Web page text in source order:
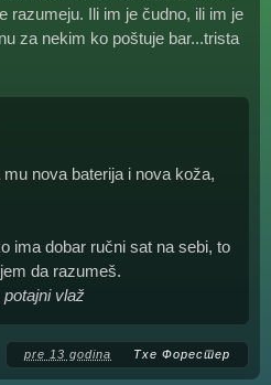
razumeju. Ili im je čudno, ili im je
za nekim ko poštuje bar...trista
nova baterija i nova koža,
ima dobar ručni sat na sebi, to
da razumeš.
potajni vlaž
pre 13 godina Тхе Форестер